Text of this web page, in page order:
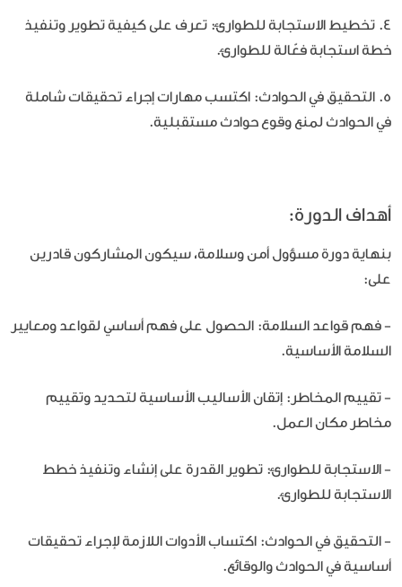
4. تخطيط الاستجابة للطوارئ: تعرف على كيفية تطوير وتنفيذ
خطة استجابة فعّالة للطوارئ.
5. التحقيق في الحوادث: اكتسب مهارات إجراء تحقيقات شاملة
في الحوادث لمنع وقوع حوادث مستقبلية.
أهداف الدورة:
بنهاية دورة مسؤول أمن وسلامة، سيكون المشاركون قادرين
على:
- فهم قواعد السلامة: الحصول على فهم أساسي لقواعد ومعايير
السلامة الأساسية.
- تقييم المخاطر: إتقان الأساليب الأساسية لتحديد وتقييم
مخاطر مكان العمل.
- الاستجابة للطوارئ: تطوير القدرة على إنشاء وتنفيذ خطط
الاستجابة للطوارئ.
- التحقيق في الحوادث: اكتساب الأدوات اللازمة لإجراء تحقيقات
أساسية في الحوادث والوقائع.